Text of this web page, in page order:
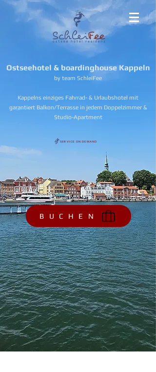
Ostseehotel & boardinghouse Kappeln
by team SchleiFee
Kappelns einziges Fahrrad- & Urlaubshotel mit
garantiert Balkon/Terrasse in jedem Doppelzimmer &
Studio-Apartment
SERVICE ON DEMAND
B U C H E N